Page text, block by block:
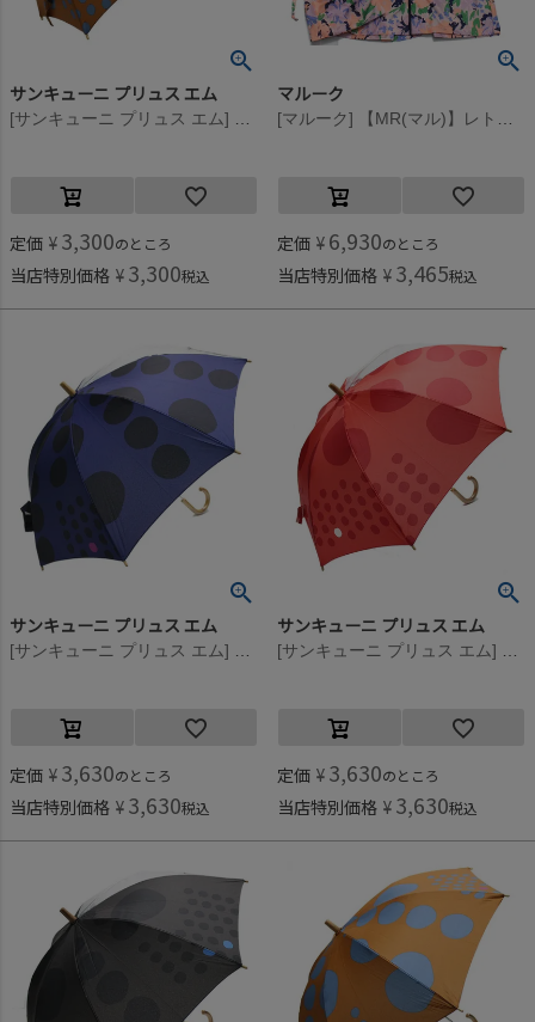
サンキューニ プリュス エム
[サンキューニ プリュス エム] maru kids アンブレラ（ブラウン） ブラウン
定価 ¥ 3,300のところ
当店特別価格 ¥ 3,300税込
マルーク
[マルーク] 【MR(マル)】レトロフラワーレインコート ピンク系(26)
定価 ¥ 6,930のところ
当店特別価格 ¥ 3,465税込
サンキューニ プリュス エム
[サンキューニ プリュス エム] maru kids アンブレラ（ネイビー） ネイビー
定価 ¥ 3,630のところ
当店特別価格 ¥ 3,630税込
サンキューニ プリュス エム
[サンキューニ プリュス エム] maru kids アンブレラ（レッド） レッド
定価 ¥ 3,630のところ
当店特別価格 ¥ 3,630税込